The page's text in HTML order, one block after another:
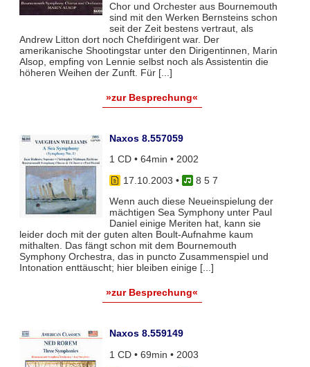
Chor und Orchester aus Bournemouth
sind mit den Werken Bernsteins schon
seit der Zeit bestens vertraut, als
Andrew Litton dort noch Chefdirigent war. Der
amerikanische Shootingstar unter den Dirigentinnen, Marin
Alsop, empfing von Lennie selbst noch als Assistentin die
höheren Weihen der Zunft. Für [...]
»zur Besprechung«
Naxos 8.557059
1 CD • 64min • 2002
17.10.2003 •
8 5 7
Wenn auch diese Neueinspielung der
mächtigen Sea Symphony unter Paul
Daniel einige Meriten hat, kann sie
leider doch mit der guten alten Boult-Aufnahme kaum
mithalten. Das fängt schon mit dem Bournemouth
Symphony Orchestra, das in puncto Zusammenspiel und
Intonation enttäuscht; hier bleiben einige [...]
»zur Besprechung«
Naxos 8.559149
1 CD • 69min • 2003